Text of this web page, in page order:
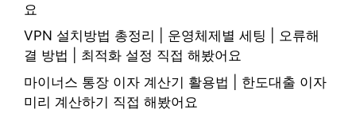
요
VPN 설치방법 총정리 | 운영체제별 세팅 | 오류해
결 방법 | 최적화 설정 직접 해봤어요
마이너스 통장 이자 계산기 활용법 | 한도대출 이자
미리 계산하기 직접 해봤어요